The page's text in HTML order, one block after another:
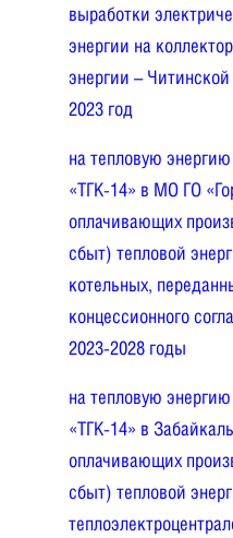
выработки
энергии на
энергии –
2023 год
на тепловую
«ТГК-14» в МО ГО
оплачивающих
сбыт) тепловой
котельных,
концессионного
2023-2028 годы
на тепловую
«ТГК-14» в
оплачивающих
сбыт) тепловой